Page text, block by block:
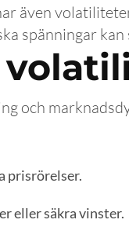
även
spänningar
och
prisrörelser.
eller säkra vinster.